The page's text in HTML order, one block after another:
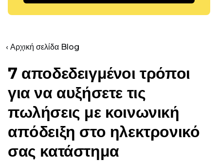
‹ Αρχική σελίδα Blog
7 αποδεδειγμένοι τρόποι
για να αυξήσετε τις
πωλήσεις με κοινωνική
απόδειξη στο ηλεκτρονικό
σας κατάστημα